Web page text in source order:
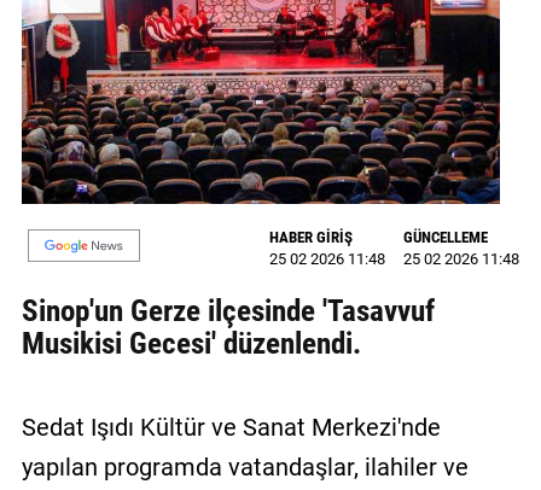
SİYASET
EKONOMİ
DÜNYA
MAGAZİN
GALERİ
VİDEO
YAZARLAR
ULAŞIN
Künye
HABER GİRİŞ
25 02 2026 11:48
GÜNCELLEME
25 02 2026 11:48
Sinop'un Gerze ilçesinde 'Tasavvuf
Musikisi Gecesi' düzenlendi.
Sedat Işıdı Kültür ve Sanat Merkezi'nde
yapılan programda vatandaşlar, ilahiler ve